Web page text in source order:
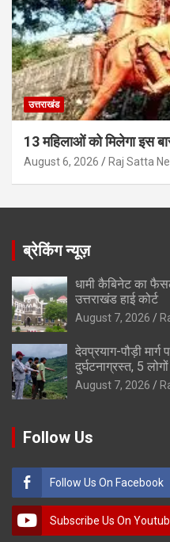
उत्तराखंड
13 महिलाओं को मिलेगा इस
August 6, 2026 Raj Satta
ब्रेकिंग न्यूज़
धामी कैबिनेट का
उत्तराखंड हाई कोर्ट
August 7, 2026
देवप्रयाग-पौड़ी
दुर्घटनाग्रस्त, 5
August 7, 2026
Follow Us
Follow Us On Facebook
Subscribe Us On